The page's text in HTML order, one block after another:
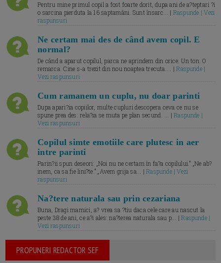
Pentru mine primul copil a fost foarte dorit, dupa ani de a?teptari ?i
o sarcina pierduta la 16 saptamâni. Sunt însarc... | Raspunde | Vezi
raspunsuri
Ne certam mai des de când avem copil. E
normal?
De când a aparut copilul, parca ne aprindem din orice. Un ton. O
remarca. Cine s-a trezit din nou noaptea trecuta.... |Raspunde |
Vezi raspunsuri
Cum ramanem un cuplu, nu doar parinti
Dupa apari?ia copiilor, multe cupluri descopera ceva ce nu se
spune prea des: rela?ia se muta pe plan secund. ... |Raspunde |
Vezi raspunsuri
Copilul simte emotiile care plutesc in aer
intre parinti
Parin?ii spun deseori: „Noi nu ne certam în fa?a copilului.” „Ne ab?
inem, ca sa fie lini?te.” „Avem grija sa... |Raspunde | Vezi
raspunsuri
Na?tere naturala sau prin cezariana
Buna, Dragi mamici, a? vrea sa ?tiu daca cele care au nascut la
peste 38 de ani, ce a?i ales: na?terea naturala sau p... |Raspunde |
Vezi raspunsuri
PROPUNERI REDACTOR SEF